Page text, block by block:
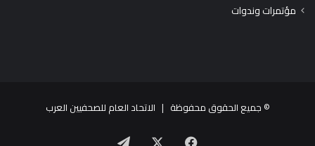
مؤتمرات وندوات
© جميع الحقوق محفوظة | الاتحاد العام للصحفيين العرب
فيسبوك تيلقرام